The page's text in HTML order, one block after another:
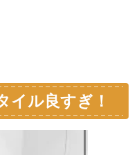
イル良すぎ！